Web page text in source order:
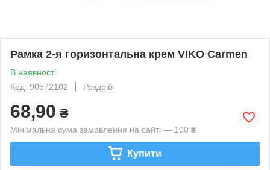
Рамка 2-я горизонтальна крем VIKO Carmen
В наявності
Код: 90572102
Роздріб
68,90 ₴
Мінімальна сума замовлення на сайті — 100 ₴
Купити